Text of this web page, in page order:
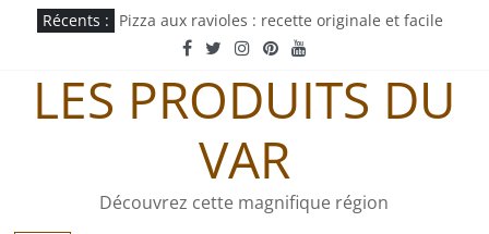
PasserRécents : Pizza aux ravioles : recette originale et facile
Pastachoute : origine et recette traditionnelle
Quiche jurassienne : recette traditionnelle
Tortellini sauce tomate : recette express
LES PRODUITS DU
VAR
Découvrez cette magnifique région